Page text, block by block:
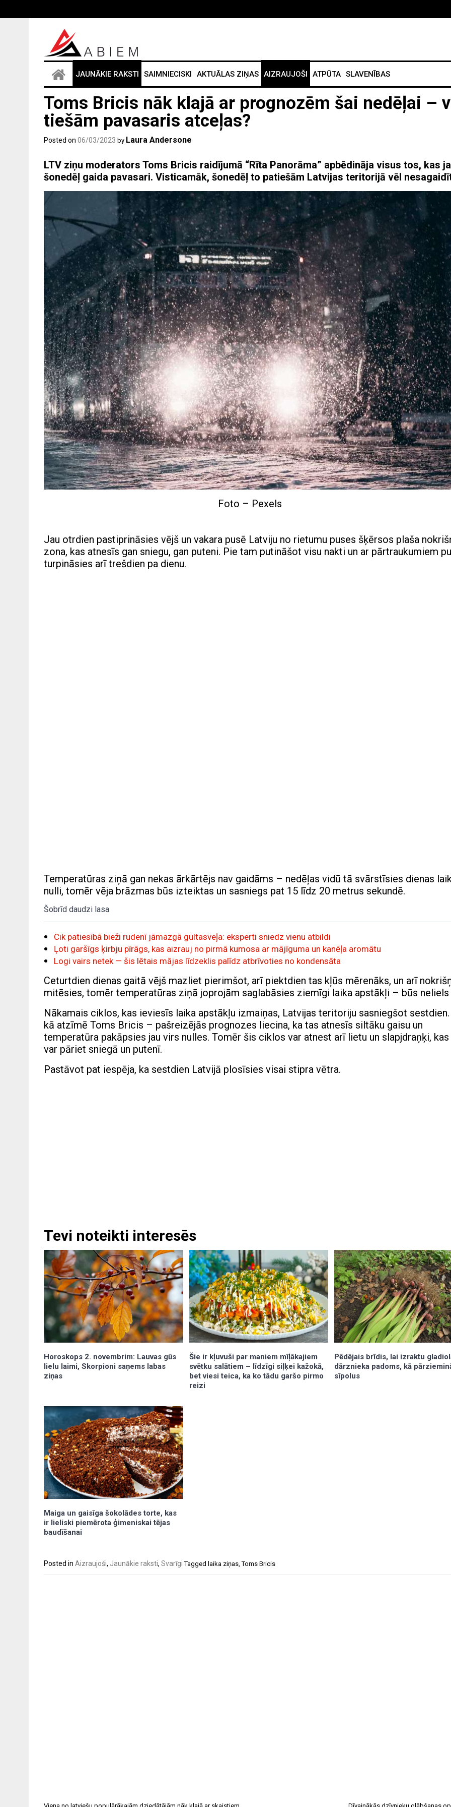
JAUNĀKIE RAKSTI SAIMNIECISKI AKTUĀLAS ZIŅAS AIZRAUJOŠI ATPŪTA SLAVENĪBAS
Toms Bricis nāk klajā ar prognozēm šai nedēļai –
tiešām pavasaris atceļas?
Posted on 06/03/2023 by Laura Andersone
LTV ziņu moderators Toms Bricis raidījumā “Rīta Panorāma” apbēdināja visus tos, kas
šonedēļ gaida pavasari. Visticamāk, šonedēļ to patiešām Latvijas teritorijā vēl
Foto – Pexels
Jau otrdien pastiprināsies vējš un vakara pusē Latviju no rietumu puses šķērsos plaša
zona, kas atnesīs gan sniegu, gan puteni. Pie tam putināšot visu nakti un ar pārtraukumiem
turpināsies arī trešdien pa dienu.
Temperatūras ziņā gan nekas ārkārtējs nav gaidāms – nedēļas vidū tā svārstīsies dienas
nulli, tomēr vēja brāzmas būs izteiktas un sasniegs pat 15 līdz 20 metrus sekundē.
Šobrīd daudzi lasa
Cik patiesībā bieži rudenī jāmazgā gultasveļa: eksperti sniedz vienu atbildi
Ļoti garšīgs ķirbju pīrāgs, kas aizrauj no pirmā kumosa ar mājīguma un kanēļa aromātu
Logi vairs netek — šis lētais mājas līdzeklis palīdz atbrīvoties no kondensāta
Ceturtdien dienas gaitā vējš mazliet pierimšot, arī piektdien tas kļūs mērenāks, un arī
mitēsies, tomēr temperatūras ziņā joprojām saglabāsies ziemīgi laika apstākļi – būs neliels
Nākamais ciklos, kas ieviesīs laika apstākļu izmaiņas, Latvijas teritoriju sasniegšot sestdien.
kā atzīmē Toms Bricis – pašreizējās prognozes liecina, ka tas atnesīs siltāku gaisu un
temperatūra pakāpsies jau virs nulles. Tomēr šis ciklos var atnest arī lietu un slapjdraņķi,
var pāriet sniegā un putenī.
Pastāvot pat iespēja, ka sestdien Latvijā plosīsies visai stipra vētra.
Tevi noteikti interesēs
Horoskops 2. novembrim: Lauvas gūs
lielu laimi, Skorpioni saņems labas
ziņas
Šie ir kļuvuši par maniem mīļākajiem
svētku salātiem – līdzīgi siļķei kažokā,
bet viesi teica, ka ko tādu garšo pirmo
reizi
Pēdējais brīdis, lai izraktu
dārznieka padoms, kā
sīpolus
Maiga un gaisīga šokolādes torte, kas
ir lieliski piemērota ģimeniskai tējas
baudīšanai
Posted in Aizraujoši, Jaunākie raksti, Svarīgi Tagged laika ziņas,Toms Bricis